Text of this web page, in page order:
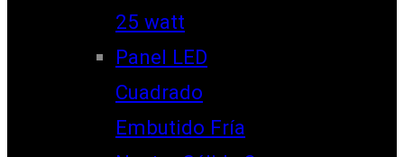
25 watt
Panel LED
Cuadrado
Embutido Fría